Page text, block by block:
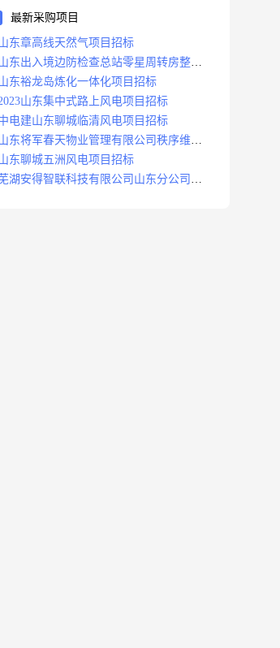
最新采购项目
东章高线天然气项目招标
东出入境边防检查总站零星周转房整修
目招标中标
东裕龙岛炼化一体化项目招标
山东集中式路上风电项目招标
电建山东聊城临清风电项目招标
东将军春天物业管理有限公司秩序维护
务项目招标公告
东聊城五洲风电项目招标
湖安得智联科技有限公司山东分公司济